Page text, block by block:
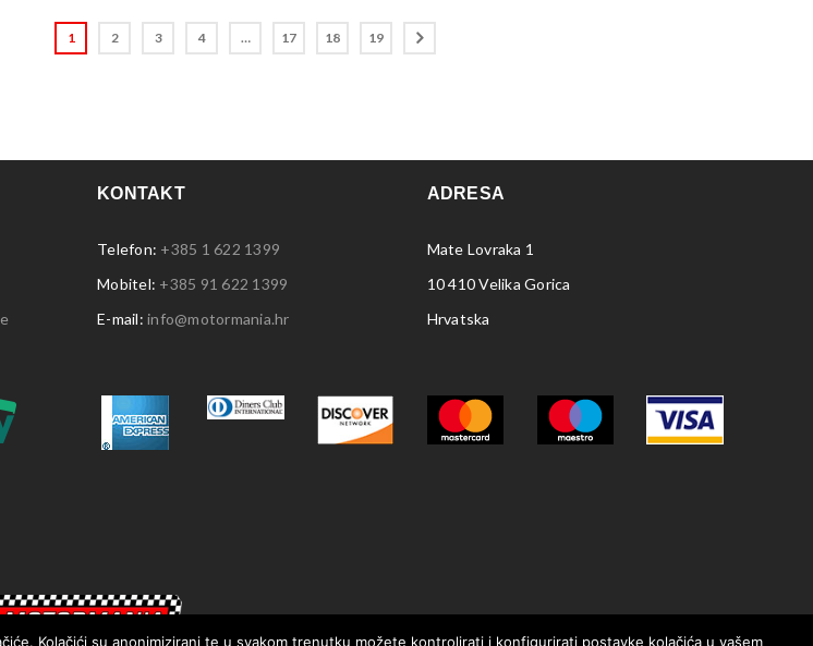
1 2 3 4 … 17 18 19
KONTAKT
Telefon: +385 1 622 1399
Mobitel: +385 91 622 1399
E-mail: info@motormania.hr
ADRESA
Mate Lovraka 1
10 410 Velika Gorica
Hrvatska
Kolačići su anonimizirani te u svakom trenutku možete kontrolirati i konfigurirati postavke kolačića u vašem